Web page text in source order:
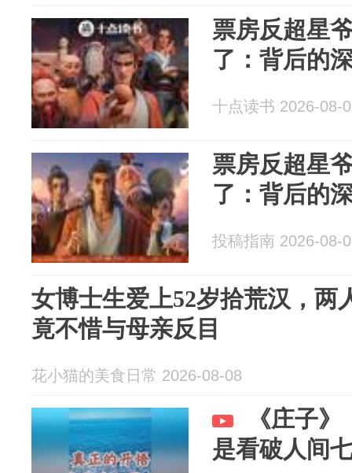
票房反超星
了：背后的
十点读书 2026-08-
票房反超星
了：背后的
投稿指南 2026-08-
女博士生爱上52岁拾荒汉，两
竟不惜与母亲反目
花小猫的美食日常 2026-08-08
《庄子
是看破人间